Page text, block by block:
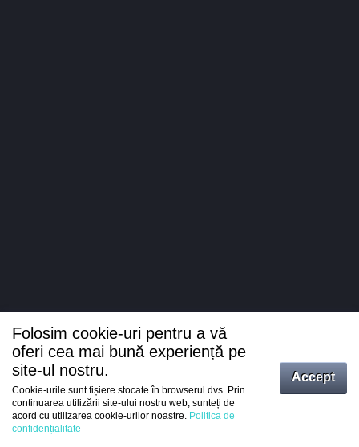
Intrați
Folosim cookie-uri pentru a vă
oferi cea mai bună experiență pe
site-ul nostru.
Cookie-urile sunt fișiere stocate în browserul dvs. Prin
continuarea utilizării site-ului nostru web, sunteți de
acord cu utilizarea cookie-urilor noastre. Politica de
confidențialitate
Accept